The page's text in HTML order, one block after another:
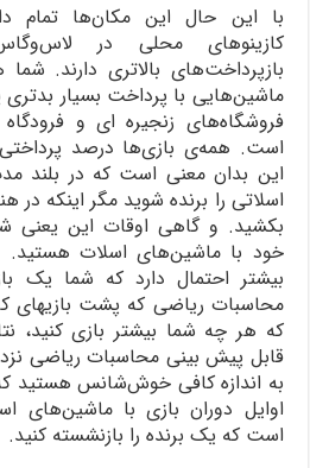
با این حال این مکان‌ها تمام
کازینوهای محلی در
بازپرداخت‌های بالاتری دارند.
فروشگاه‌های زنجیره ای و
این بدان معنی است که در بلند
اسلاتی را برنده شوید مگر اینکه در
بکشید. و گاهی اوقات این یعنی
خود با ماشین‌های اسلات هستید.
محاسبات ریاضی که پشت بازیهای
که هر چه شما بیشتر بازی کنید،
قابل پیش بینی محاسبات ریاضی
به اندازه کافی خوش‌شانس هستید
اوایل دوران بازی با ماشین‌های
است که یک برنده را بازنشسته کنید.